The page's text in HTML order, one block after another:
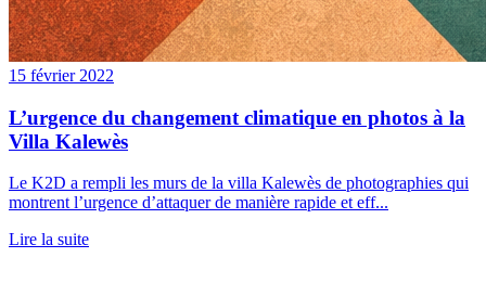
15 février 2022
L’urgence du changement climatique en photos à la
Villa Kalewès
Le K2D a rempli les murs de la villa Kalewès de photographies qui
montrent l’urgence d’attaquer de manière rapide et eff...
Lire la suite